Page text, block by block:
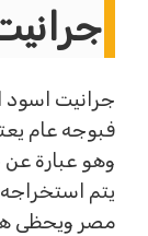
جرانيت اسود
فبوجه عام
وهو عبارة عن
يتم استخراجه
مصر ويحظى هذا